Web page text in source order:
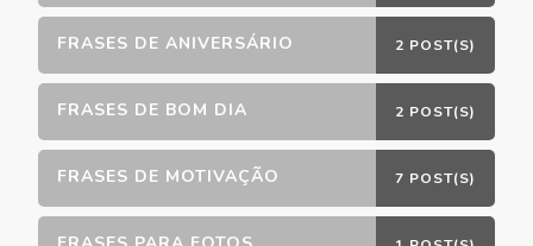
FRASES DE ANIVERSÁRIO 2 POST(S)
FRASES DE BOM DIA 2 POST(S)
FRASES DE MOTIVAÇÃO 7 POST(S)